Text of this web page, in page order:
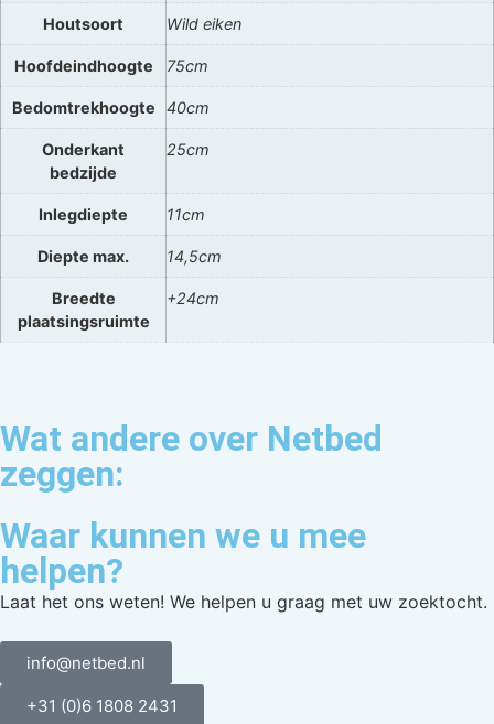
Houtsoort Wild eiken
Hoofdeindhoogte 75cm
Bedomtrekhoogte 40cm
Onderkant
bedzijde
25cm
Inlegdiepte 11cm
Diepte max. 14,5cm
Breedte
plaatsingsruimte
+24cm
Wat andere over Netbed
zeggen:
Waar kunnen we u mee
helpen?
Laat het ons weten! We helpen u graag met uw zoektocht.
info@netbed.nl
+31 (0)6 1808 2431